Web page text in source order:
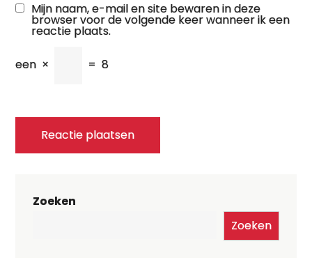
Mijn naam, e-mail en site bewaren in deze
browser voor de volgende keer wanneer ik een
reactie plaats.
een × = 8
Zoeken
Zoeken